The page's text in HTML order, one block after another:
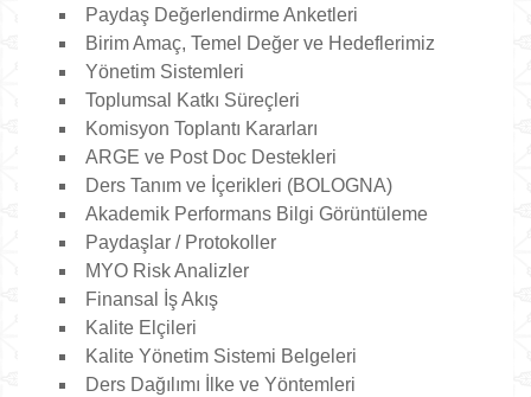
Paydaş Değerlendirme Anketleri
Birim Amaç, Temel Değer ve Hedeflerimiz
Yönetim Sistemleri
Toplumsal Katkı Süreçleri
Komisyon Toplantı Kararları
ARGE ve Post Doc Destekleri
Ders Tanım ve İçerikleri (BOLOGNA)
Akademik Performans Bilgi Görüntüleme
Paydaşlar / Protokoller
MYO Risk Analizler
Finansal İş Akış
Kalite Elçileri
Kalite Yönetim Sistemi Belgeleri
Ders Dağılımı İlke ve Yöntemleri